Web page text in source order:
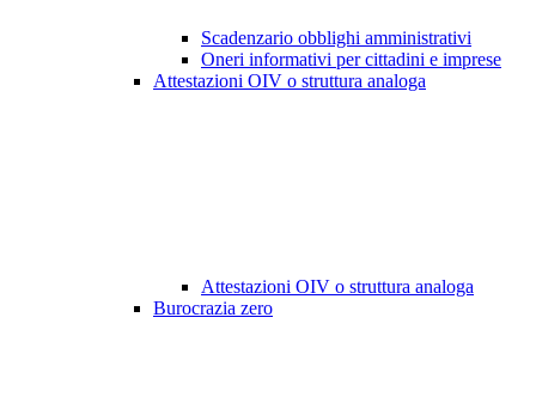
Scadenzario obblighi amministrativi
Oneri informativi per cittadini e imprese
Attestazioni OIV o struttura analoga
Attestazioni OIV o struttura analoga
Burocrazia zero